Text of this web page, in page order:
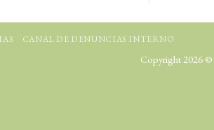
CANAL DE DENUNCIAS INTERNO
Copyright 2026 ©